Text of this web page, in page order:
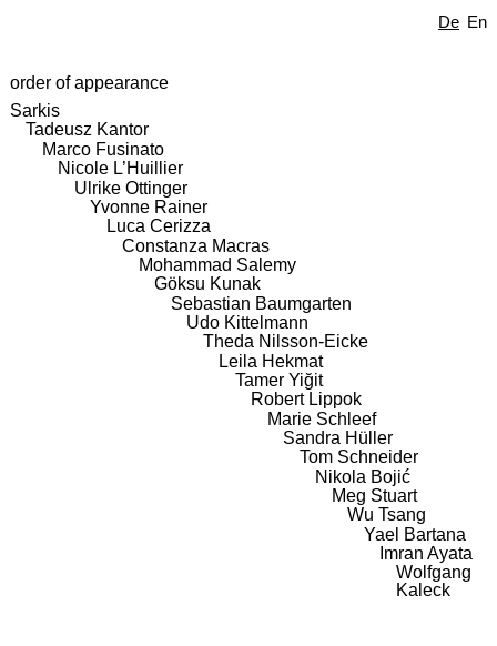
De En
order of appearance
Sarkis
Tadeusz Kantor
Marco Fusinato
Nicole L’Huillier
Ulrike Ottinger
Yvonne Rainer
Luca Cerizza
Constanza Macras
Mohammad Salemy
Göksu Kunak
Sebastian Baumgarten
Udo Kittelmann
Theda Nilsson-Eicke
Leila Hekmat
Tamer Yiğit
Robert Lippok
Marie Schleef
Sandra Hüller
Tom Schneider
Nikola Bojić
Meg Stuart
Wu Tsang
Yael Bartana
Imran Ayata
Wolfgang
Kaleck